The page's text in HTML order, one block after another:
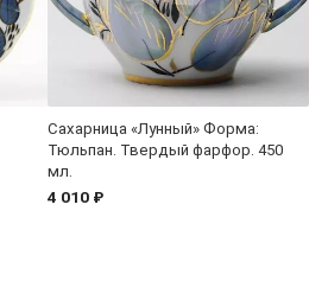
Сахарница «Лунный» Форма:
Тюльпан. Твердый фарфор. 450
мл.
4 010 ₽